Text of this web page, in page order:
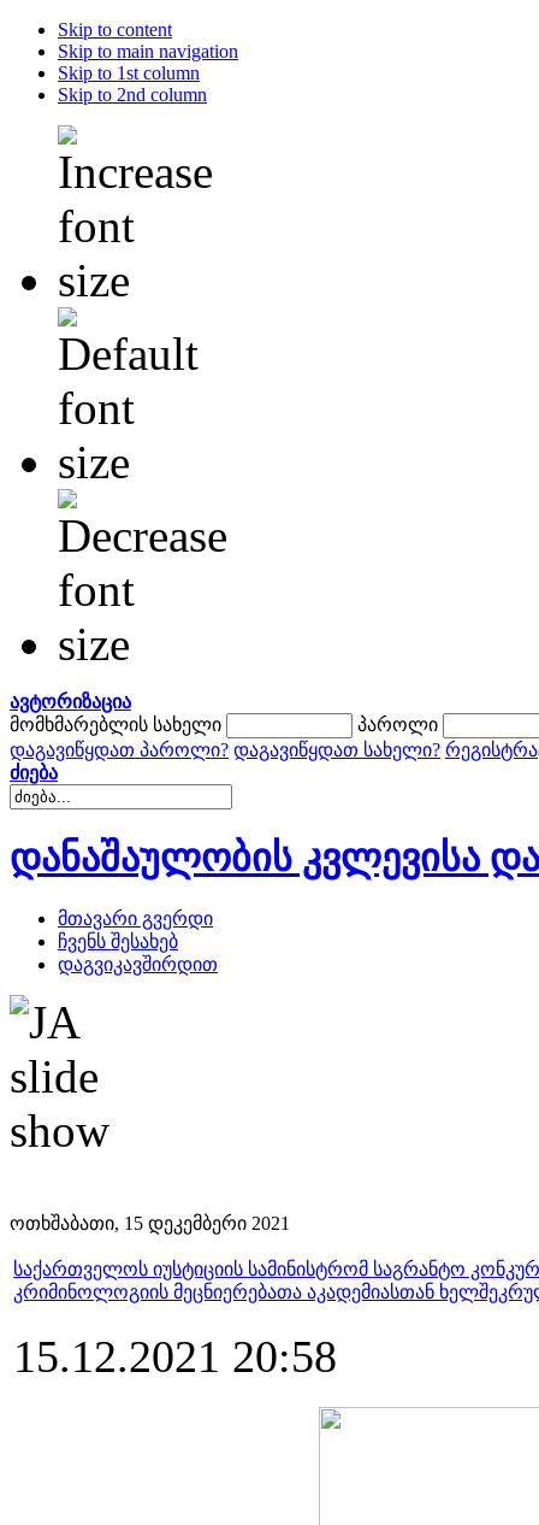
Skip to content
Skip to main navigation
Skip to 1st column
Skip to 2nd column
ავტორიზაცია
მომხმარებლის სახელი
პაროლი
დაგავიწყდათ პაროლი? დაგავიწყდათ სახელი?
ძიება
დანაშაულობის კვლევისა
მთავარი გვერდი
ჩვენს შესახებ
დაგვიკავშირდით
ოთხშაბათი, 15 დეკემბერი 2021
საქართველოს იუსტიციის სამინისტრომ საგრანტო
კრიმინოლოგიის მეცნიერებათა აკადემიასთან
15.12.2021 20:58